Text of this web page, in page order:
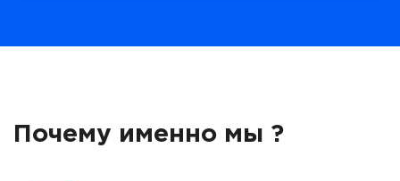
Почему именно мы ?